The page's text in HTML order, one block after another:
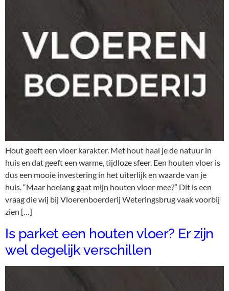
Hout geeft een vloer karakter. Met hout haal je de natuur in
huis en dat geeft een warme, tijdloze sfeer. Een houten vloer is
dus een mooie investering in het uiterlijk en waarde van je
huis. “Maar hoelang gaat mijn houten vloer mee?” Dit is een
vraag die wij bij Vloerenboerderij Weteringsbrug vaak voorbij
zien […]
Is parket een houten vloer? Er zijn
wel degelijk verschillen